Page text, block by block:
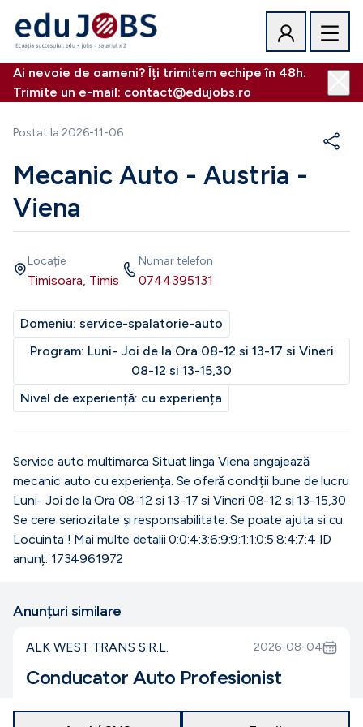
Ai nevoie de oameni? Îți trimitem echipe în 48h.
Trimite un e-mail: contact@edujobs.ro
Postat la 2026-11-06
Mecanic Auto - Austria -
Viena
Locație
Timisoara, Timis
Numar telefon
0744395131
Domeniu: service-spalatorie-auto
Program: Luni- Joi de la Ora 08-12 si 13-17 si Vineri
08-12 si 13-15,30
Nivel de experiență: cu experiența
Service auto multimarca Situat linga Viena angajează
mecanic auto cu experiența. Se oferă condiții bune de lucru
Luni- Joi de la Ora 08-12 si 13-17 si Vineri 08-12 si 13-15,30
Se cere seriozitate și responsabilitate. Se poate ajuta si cu
Locuinta ! Mai multe detalii 0:0:4:3:6:9:9:1:1:0:5:8:4:7:4 ID
anunț: 1734961972
Anunțuri similare
ALK WEST TRANS S.R.L. 2026-08-04
Conducator Auto Profesionist
Dambovita 15000- 16000lei
nedeterminat